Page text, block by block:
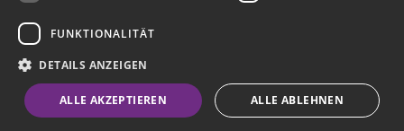
Barrierefreiheit
Barriere melden
c
e
m
K
n
t
Kontrastmodus aktivieren
Hilfe
eigenes Gedenkportal erstellen
Vertrag widerrufen
Gedenkportal erstellen
FUNKTIONALITÄT
DETAILS ANZEIGEN
ALLE AKZEPTIEREN ALLE ABLEHNEN